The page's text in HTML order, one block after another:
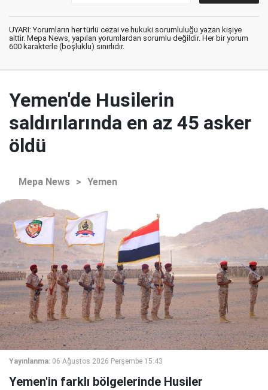
UYARI: Yorumların her türlü cezai ve hukuki sorumluluğu yazan kişiye
aittir. Mepa News, yapılan yorumlardan sorumlu değildir. Her bir yorum
600 karakterle (boşluklu) sınırlıdır.
Yemen'de Husilerin
saldırılarında en az 45 asker
öldü
Mepa News > Yemen
Yayınlanma: 06 Ağustos 2026 Perşembe 15:43
Yemen'in farklı bölgelerinde Husiler